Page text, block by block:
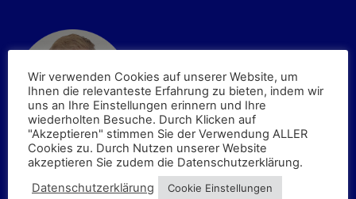
Lukas Niebler
UX-DESIGN | UI-DESIGN
Wir verwenden Cookies auf unserer Website, um
Ihnen die relevanteste Erfahrung zu bieten, indem wir
uns an Ihre Einstellungen erinnern und Ihre
wiederholten Besuche. Durch Klicken auf
"Akzeptieren" stimmen Sie der Verwendung ALLER
Cookies zu. Durch Nutzen unserer Website
akzeptieren Sie zudem die Datenschutzerklärung.
Datenschutzerklärung
Cookie Einstellungen